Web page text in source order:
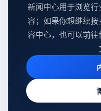
新闻中心用于浏览
容；如果你想继续
容中心，也可以前